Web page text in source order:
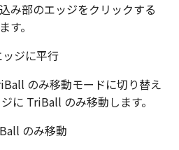
み部のエッジをクリックする
す。
のみ移動モードに切り替え
に TriBall のみ移動します。